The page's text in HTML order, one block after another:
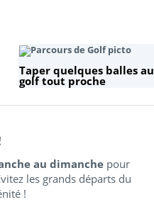
Taper quelques balles au
golf tout proche
au dimanche pour
les grands départs du
!